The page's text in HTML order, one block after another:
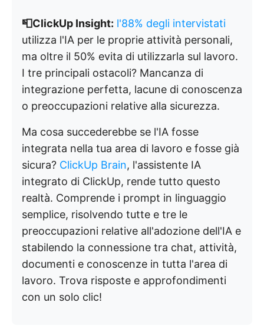
📮ClickUp Insight: l'88% degli intervistati
utilizza l'IA per le proprie attività personali,
ma oltre il 50% evita di utilizzarla sul lavoro.
I tre principali ostacoli? Mancanza di
integrazione perfetta, lacune di conoscenza
o preoccupazioni relative alla sicurezza.
Ma cosa succederebbe se l'IA fosse
integrata nella tua area di lavoro e fosse già
sicura? ClickUp Brain, l'assistente IA
integrato di ClickUp, rende tutto questo
realtà. Comprende i prompt in linguaggio
semplice, risolvendo tutte e tre le
preoccupazioni relative all'adozione dell'IA e
stabilendo la connessione tra chat, attività,
documenti e conoscenze in tutta l'area di
lavoro. Trova risposte e approfondimenti
con un solo clic!